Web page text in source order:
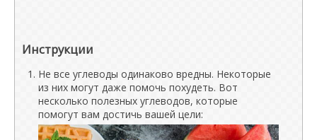
Инструкции
Не все углеводы одинаково вредны. Некоторые
из них могут даже помочь похудеть. Вот
несколько полезных углеводов, которые
помогут вам достичь вашей цели: